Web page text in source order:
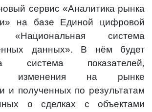
сервис «Аналитика рынка
на базе Единой цифровой
«Национальная система
данных». В нём будет
система показателей,
изменения на рынке
и полученных по результатам
о сделках с объектами